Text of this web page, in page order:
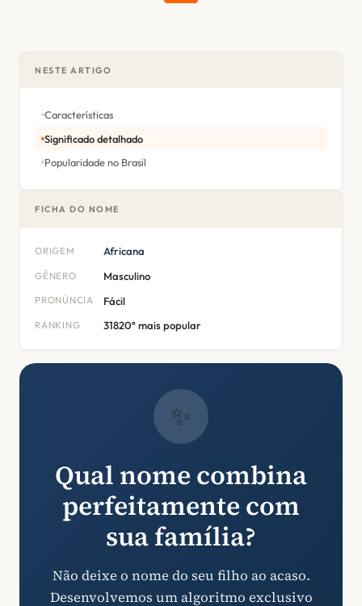
NESTE ARTIGO
Características
Significado detalhado
Popularidade no Brasil
FICHA DO NOME
ORIGEM Africana
GÊNERO Masculino
PRONÚNCIA Fácil
RANKING 31820º mais popular
✨
Qual nome combina
perfeitamente com
sua família?
Não deixe o nome do seu filho ao acaso.
Desenvolvemos um algoritmo exclusivo